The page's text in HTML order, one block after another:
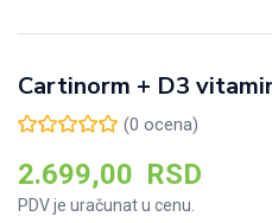
Cartinorm + D3
(0 ocena)
2.699,00 RSD
PDV je uračunat u cenu.